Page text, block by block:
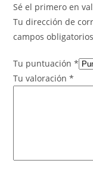
Sé el primero en
Tu dirección de
campos
Tu puntuación*
Tu valoración*